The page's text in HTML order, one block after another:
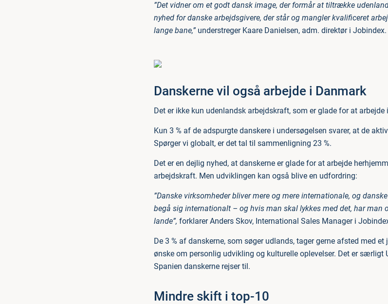
”Det vidner om et godt dansk image, der formår at tiltrække
nyhed for danske arbejdsgivere, der står og mangler kvalificeret
lange bane,”understreger Kaare Danielsen, adm. direktør i Jobindex.
Danskerne vil også arbejde i Danmark
Det er ikke kun udenlandsk arbejdskraft, som er glade for at
Kun 3 % af de adspurgte danskere i undersøgelsen svarer, at de
Spørger vi globalt, er det tal til sammenligning 23 %.
Det er en dejlig nyhed, at danskerne er glade for at arbejde
arbejdskraft. Men udviklingen kan også blive en udfordring:
”Danske virksomheder bliver mere og mere internationale, og
begå sig internationalt – og hvis man skal lykkes med det, har man
lande”, forklarer Anders Skov, International Sales Manager i
De 3 % af danskerne, som søger udlands, tager gerne afsted med
ønske om personlig udvikling og kulturelle oplevelser. Det er særligt
Spanien danskerne rejser til.
Mindre skift i top-10